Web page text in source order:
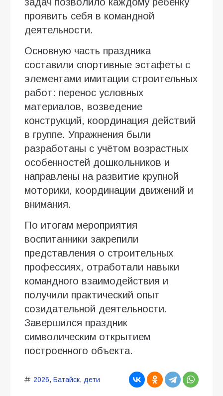
проявить себя в командной
деятельности.
Основную часть праздника
составили спортивные эстафеты с
элементами имитации строительных
работ: перенос условных
материалов, возведение
конструкций, координация действий
в группе. Упражнения были
разработаны с учётом возрастных
особенностей дошкольников и
направлены на развитие крупной
моторики, координации движений и
внимания.
По итогам мероприятия
воспитанники закрепили
представления о строительных
профессиях, отработали навыки
командного взаимодействия и
получили практический опыт
созидательной деятельности.
Завершился праздник
символическим открытием
построенного объекта.
2026, Батайск, дети